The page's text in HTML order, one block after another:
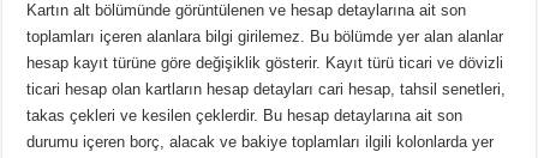
Kartın alt bölümünde görüntülenen ve hesap detaylarına ait son
toplamları içeren alanlara bilgi girilemez. Bu bölümde yer alan alanlar
hesap kayıt türüne göre değişiklik gösterir. Kayıt türü ticari ve dövizli
ticari hesap olan kartların hesap detayları cari hesap, tahsil senetleri,
takas çekleri ve kesilen çeklerdir. Bu hesap detaylarına ait son
durumu içeren borç, alacak ve bakiye toplamları ilgili kolonlarda yer